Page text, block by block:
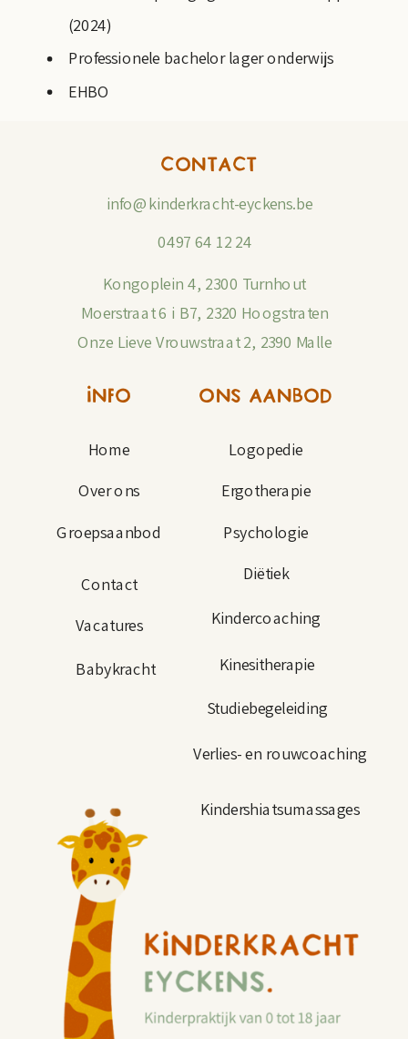
(2024)
Professionele bachelor lager onderwijs
EHBO
Kongoplein 4, 2300 Turnhout
Moerstraat 6 i B7, 2320 Hoogstraten
Onze Lieve Vrouwstraat 2, 2390 Malle
0497 64 12 24
info@kinderkracht-eyckens.be
CONTACT
Diëtiek
Psychologie
Ergotherapie
Logopedie
ONS AANBOD
Vacatures
Contact
Over ons
Home
INFO
Kindercoaching
Kinesitherapie
Studiebegeleiding
Verlies- en rouwcoaching
Kindershiatsumassages
Groepsaanbod
Babykracht